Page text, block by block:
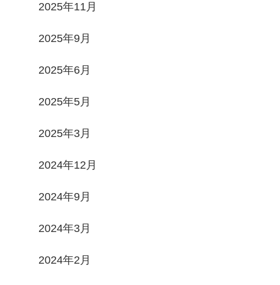
2025年11月
2025年9月
2025年6月
2025年5月
2025年3月
2024年12月
2024年9月
2024年3月
2024年2月